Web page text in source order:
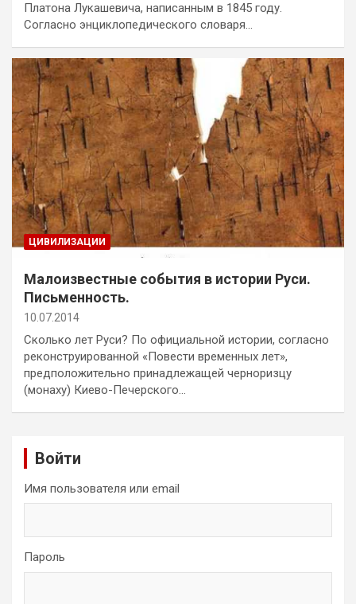
Платона Лукашевича, написанным в 1845 году.
Согласно энциклопедического словаря…
ЦИВИЛИЗАЦИИ
Малоизвестные события в истории Руси.
Письменность.
10.07.2014
Сколько лет Руси? По официальной истории, согласно
реконструированной «Повести временных лет»,
предположительно принадлежащей черноризцу
(монаху) Киево-Печерского…
Войти
Имя пользователя или email
Пароль